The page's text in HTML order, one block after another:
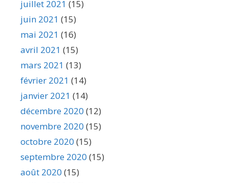
juillet 2021 (15)
juin 2021 (15)
mai 2021 (16)
avril 2021 (15)
mars 2021 (13)
février 2021 (14)
janvier 2021 (14)
décembre 2020 (12)
novembre 2020 (15)
octobre 2020 (15)
septembre 2020 (15)
août 2020 (15)